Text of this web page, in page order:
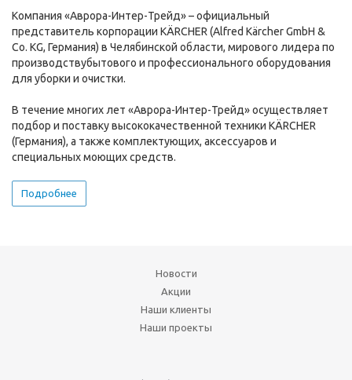
Компания «Аврора-Интер-Трейд» – официальный
представитель корпорации KÄRCHER (Alfred Kärcher GmbH &
Co. KG, Германия) в Челябинской области, мирового лидера по
производствубытового и профессионального оборудования
для уборки и очистки.
В течение многих лет «Аврора-Интер-Трейд» осуществляет
подбор и поставку высококачественной техники KÄRCHER
(Германия), а также комплектующих, аксессуаров и
специальных моющих средств.
Подробнее
Новости
Акции
Наши клиенты
Наши проекты